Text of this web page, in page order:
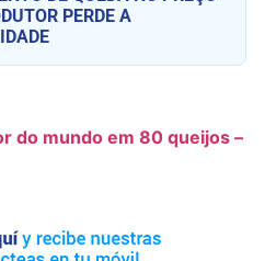
PERDE A
do mundo em 80 queijos –